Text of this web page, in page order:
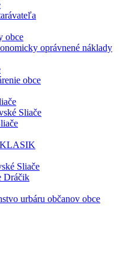
obce
oprávnené náklady
obce
Sliače
Sliače
Dráčik
urbáru občanov obce